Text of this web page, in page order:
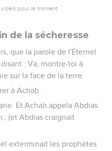
pour le moment.
de la sécheresse
que la parole de l'Éternel
: Va, montre-toi à
sur la face de la terre.
à Achab.
Et Achab appela Abdias
; (et Abdias craignait
exterminait les prophètes